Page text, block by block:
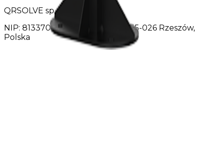
QRSOLVE sp. z o.o.
NIP: 8133702490 Reformacka 6 35-026 Rzeszów,
Polska